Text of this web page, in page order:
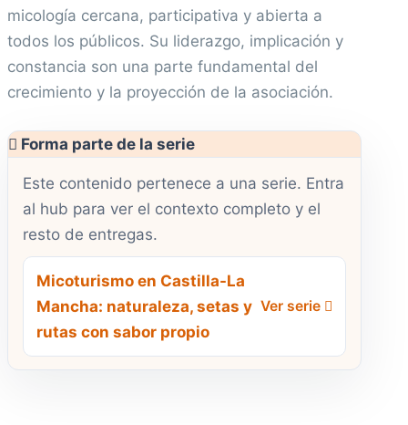
micología cercana, participativa y abierta a
todos los públicos. Su liderazgo, implicación y
constancia son una parte fundamental del
crecimiento y la proyección de la asociación.
Forma parte de la serie
Este contenido pertenece a una serie. Entra
al hub para ver el contexto completo y el
resto de entregas.
Micoturismo en Castilla-La
Mancha: naturaleza, setas y
rutas con sabor propio
Ver serie